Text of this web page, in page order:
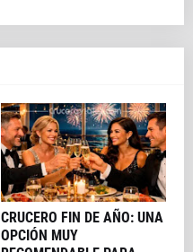
CRUCERO FIN DE AÑO: UNA
OPCIÓN MUY